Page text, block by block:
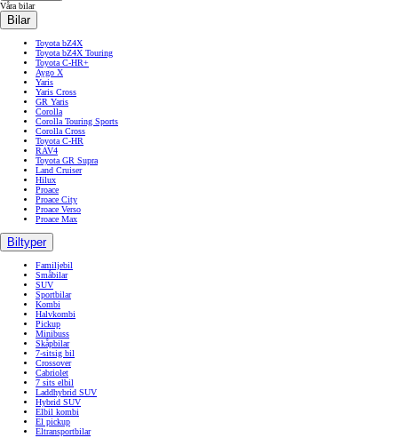
Våra bilar
Bilar
Toyota bZ4X
Toyota bZ4X Touring
Toyota C-HR+
Aygo X
Yaris
Yaris Cross
GR Yaris
Corolla
Corolla Touring Sports
Corolla Cross
Toyota C-HR
RAV4
Toyota GR Supra
Land Cruiser
Hilux
Proace
Proace City
Proace Verso
Proace Max
Biltyper
Familjebil
Småbilar
SUV
Sportbilar
Kombi
Halvkombi
Pickup
Minibuss
Skåpbilar
7-sitsig bil
Crossover
Cabriolet
7 sits elbil
Laddhybrid SUV
Hybrid SUV
Elbil kombi
El pickup
Eltransportbilar